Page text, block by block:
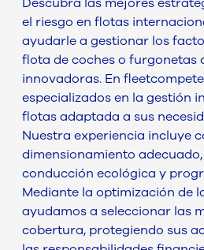
el riesgo en flotas
ayudarle a gestionar los
flota de coches o furgonetas
innovadoras. En
especializados en la gestión
flotas adaptada a sus
Nuestra experiencia incluye
dimensionamiento
conducción ecológica y
Mediante la optimización de
ayudamos a seleccionar las
cobertura, protegiendo sus